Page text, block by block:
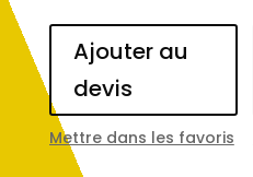
Ajouter au
devis
Mettre dans les favoris